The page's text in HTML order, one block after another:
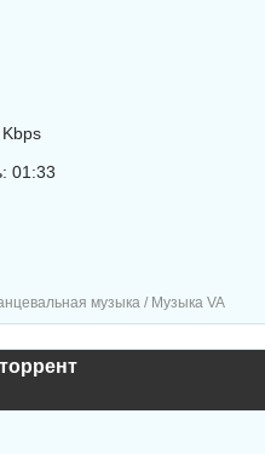
01:33
музыка / Музыка VA